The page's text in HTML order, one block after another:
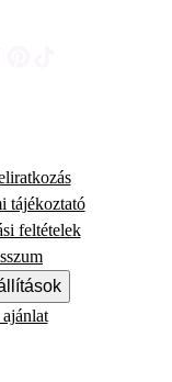
tájékoztató
feltételek